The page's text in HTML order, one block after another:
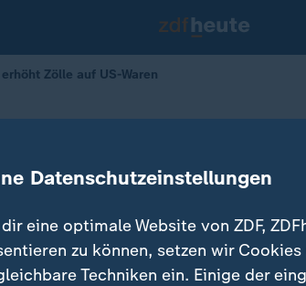
Zölle auf US-Waren
Zölle auf US-Waren
Datenschutzeinstellungen
eine optimale Website von ZDF,
zu können, setzen wir Cookies
Techniken ein. Einige der